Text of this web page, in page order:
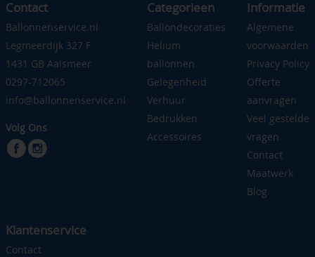
Contact
Ballonnenservice.nl
Legmeerdijk 327 F
1431 GB Aalsmeer
0297-712065
info@ballonnenservice.nl
Volg Ons
Categorieen
Ballondecoraties
Helium
ballonnen
Gelegenheid
Verhuur
Bedrukken
Accessoires
Informatie
Algemene
voorwaarden
Privacy Policy
Offerte
aanvragen
Veel gestelde
vragen
Contact
Maatwerk
Blog
Klantenservice
Contact